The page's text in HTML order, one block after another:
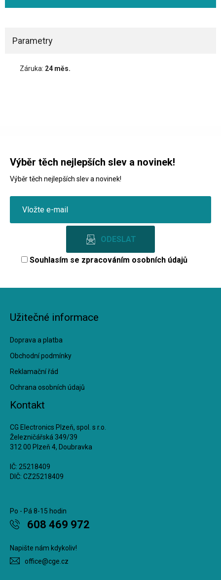
Parametry
Záruka: 24 měs.
Výběr těch nejlepších slev a novinek!
Výběr těch nejlepších slev a novinek!
Souhlasím se zpracováním osobních údajů
Užitečné informace
Doprava a platba
Obchodní podmínky
Reklamační řád
Ochrana osobních údajů
Kontakt
CG Electronics Plzeň, spol. s r.o.
Železničářská 349/39
312 00 Plzeň 4, Doubravka
IČ: 25218409
DIČ: CZ25218409
Po - Pá 8-15 hodin
608 469 972
Napište nám kdykoliv!
office@cge.cz